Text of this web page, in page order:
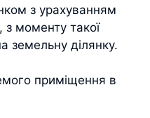
з урахуванням
з моменту такої
земельну ділянку.
приміщення в